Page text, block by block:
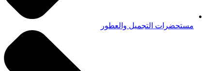
مستحضرات التجميل والعطور